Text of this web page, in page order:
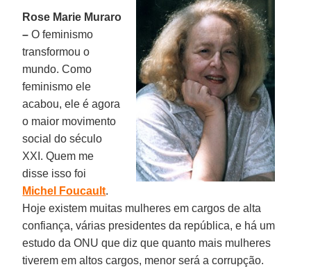
Rose Marie Muraro
– O feminismo
transformou o
mundo. Como
feminismo ele
acabou, ele é agora
o maior movimento
social do século
XXI. Quem me
disse isso foi
Michel Foucault.
Hoje existem muitas mulheres em cargos de alta
confiança, várias presidentes da república, e há um
estudo da ONU que diz que quanto mais mulheres
tiverem em altos cargos, menor será a corrupção.